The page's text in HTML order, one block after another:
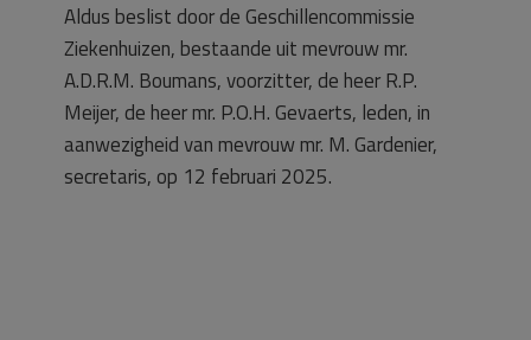
Aldus beslist door de Geschillencommissie
Ziekenhuizen, bestaande uit mevrouw mr.
A.D.R.M. Boumans, voorzitter, de heer R.P.
Meijer, de heer mr. P.O.H. Gevaerts, leden, in
aanwezigheid van mevrouw mr. M. Gardenier,
secretaris, op 12 februari 2025.